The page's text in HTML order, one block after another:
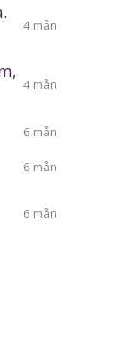
4 mån
4 mån
6 mån
6 mån
6 mån